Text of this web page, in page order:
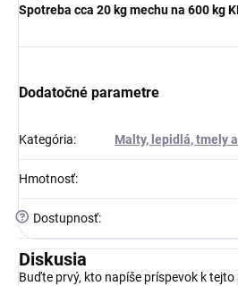
Spotreba cca 20 kg mechu na 600 kg
Dodatočné parametre
Kategória: Malty, lepidlá, tmely
Hmotnosť:
? Dostupnosť:
Diskusia
Buďte prvý, kto napíše príspevok k tejto